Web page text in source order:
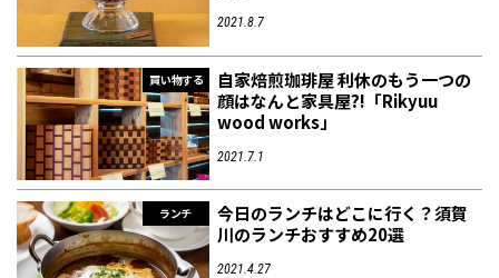
2021.8.7
買い物する
自家焙煎珈琲屋 利休のもう一つの
顔はなんと家具屋?!「Rikyuu
wood works」
2021.7.1
ランチ
今日のランチはどこに行く？須賀
川のランチおすすめ20選
2021.4.27